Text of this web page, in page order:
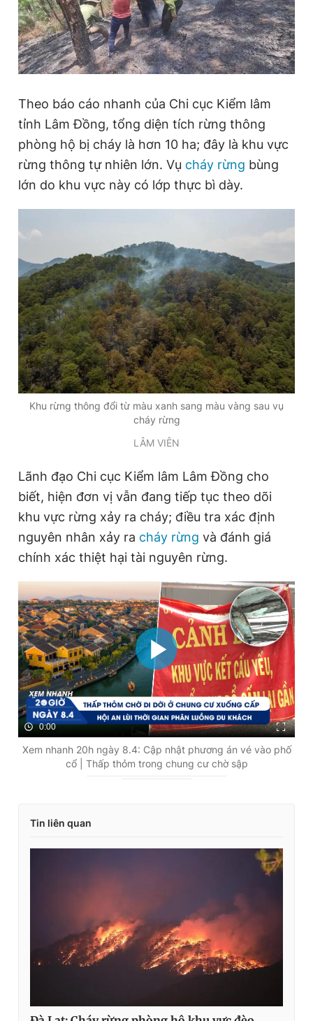
Theo báo cáo nhanh của Chi cục Kiểm lâm
tỉnh Lâm Đồng, tổng diện tích rừng thông
phòng hộ bị cháy là hơn 10 ha; đây là khu vực
rừng thông tự nhiên lớn. Vụ cháy rừng bùng
lớn do khu vực này có lớp thực bì dày.
Khu rừng thông đổi từ màu xanh sang màu vàng sau vụ
cháy rừng
LÂM VIÊN
Lãnh đạo Chi cục Kiểm lâm Lâm Đồng cho
biết, hiện đơn vị vẫn đang tiếp tục theo dõi
khu vực rừng xảy ra cháy; điều tra xác định
nguyên nhân xảy ra cháy rừng và đánh giá
chính xác thiệt hại tài nguyên rừng.
0:00
Xem nhanh 20h ngày 8.4: Cập nhật phương án vé vào phố
cổ | Thấp thỏm trong chung cư chờ sập
Tin liên quan